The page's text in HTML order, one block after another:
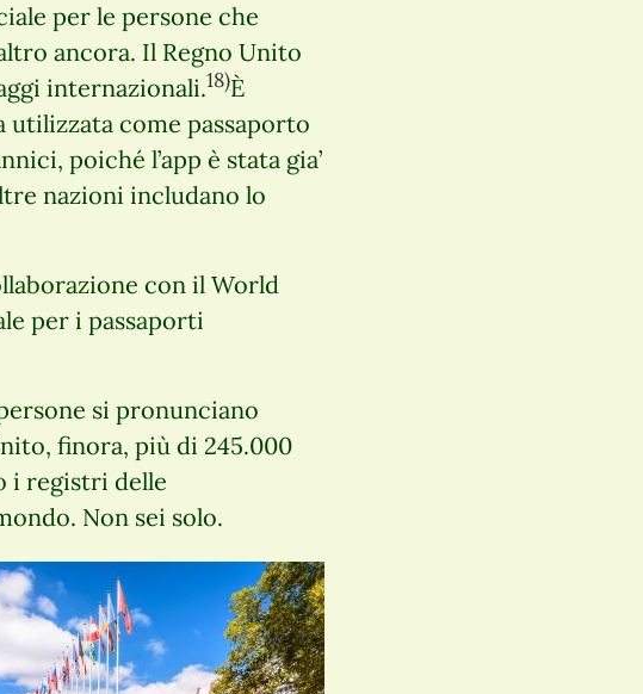
per le persone che
ancora. Il Regno Unito
internazionali.18)È
utilizzata come passaporto
poiché l’app è stata gia’
nazioni includano lo
con il World
per i passaporti
si pronunciano
finora, più di 245.000
i registri delle
Non sei solo.